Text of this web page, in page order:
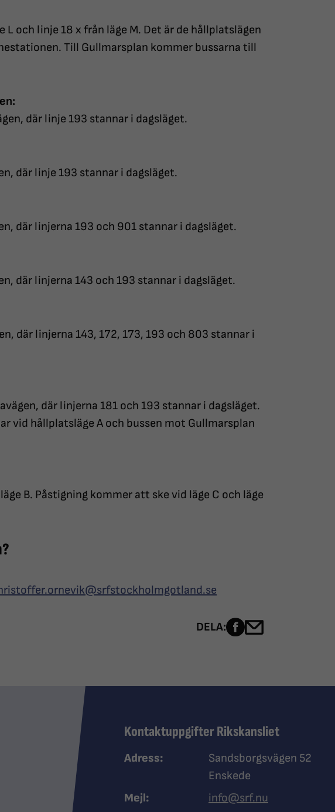
L och linje 18 x från läge M. Det är de hållplatslägen
Till Gullmarsplan kommer bussarna till
där linje 193 stannar i dagsläget.
där linje 193 stannar i dagsläget.
där linjerna 193 och 901 stannar i dagsläget.
där linjerna 143 och 193 stannar i dagsläget.
där linjerna 143, 172, 173, 193 och 803 stannar i
där linjerna 181 och 193 stannar i dagsläget.
vid hållplatsläge A och bussen mot Gullmarsplan
B. Påstigning kommer att ske vid läge C och läge
DELA: Dela sidan på
Kontaktuppgifter Rikskansliet
Adress:
Sandsborgsvägen 52
Enskede
Mejl:
info@srf.nu